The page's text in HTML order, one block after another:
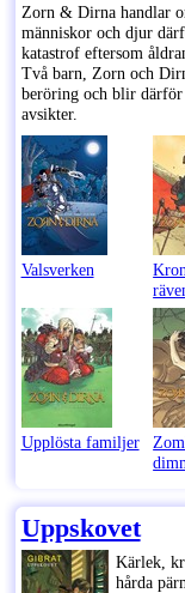
Zorn & Dirna handlar
människor och djur
katastrof eftersom
Två barn, Zorn och
beröring och blir därför
avsikter.
Valsverken
Upplösta familjer
Uppskovet
Kärlek,
hårda